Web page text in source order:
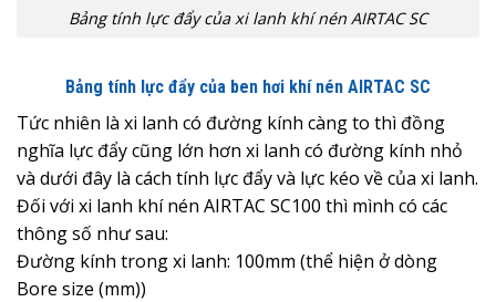
Bảng tính lực đẩy của xi lanh khí nén AIRTAC SC
Bảng tính lực đẩy của ben hơi khí nén AIRTAC SC
Tức nhiên là xi lanh có đường kính càng to thì đồng
nghĩa lực đẩy cũng lớn hơn xi lanh có đường kính nhỏ
và dưới đây là cách tính lực đẩy và lực kéo về của xi lanh.
Đối với xi lanh khí nén AIRTAC SC100 thì mình có các
thông số như sau:
Đường kính trong xi lanh: 100mm (thể hiện ở dòng
Bore size (mm))